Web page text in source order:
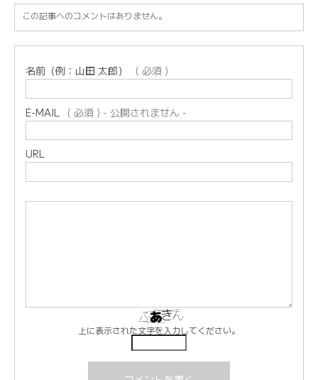
この記事へのコメントはありません。
名前（例：山田 太郎） ( 必須 )
E-MAIL ( 必須 ) - 公開されません -
URL
上に表示された文字を入力してください。